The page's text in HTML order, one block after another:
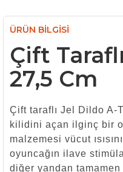
ÜRÜN BILGISI
Çift
27,5 Cm
Çift taraflı Jel Dildo A-
kilidini açan ilginç bir
malzemesi vücut
oyuncağın ilave
diğer yandan